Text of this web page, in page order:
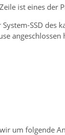
ist eines der
SSD des
angeschlossen
um folgende